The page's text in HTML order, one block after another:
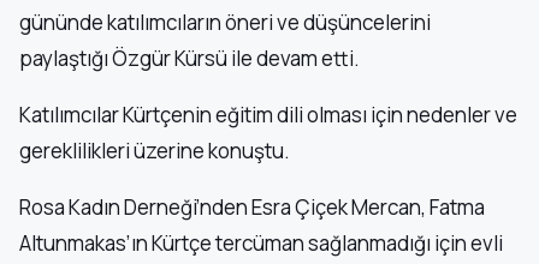
gününde katılımcıların öneri ve düşüncelerini
paylaştığı Özgür Kürsü ile devam etti.
Katılımcılar Kürtçenin eğitim dili olması için nedenler ve
gereklilikleri üzerine konuştu.
Rosa Kadın Derneği’nden Esra Çiçek Mercan, Fatma
Altunmakas’ın Kürtçe tercüman sağlanmadığı için evli